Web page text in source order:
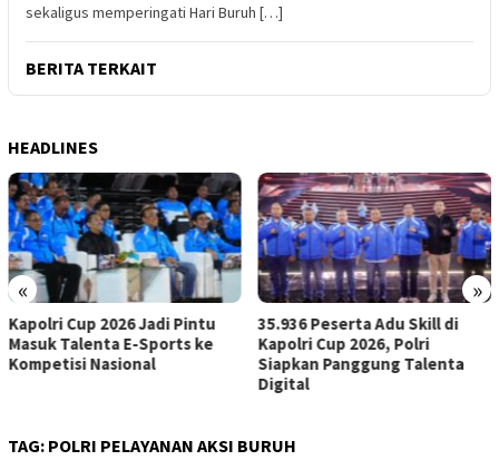
sekaligus memperingati Hari Buruh […]
BERITA TERKAIT
HEADLINES
« »
35.936 Peserta Adu Skill di
Kapolri Cup 2026, Polri
Siapkan Panggung Talenta
RUU HAM Dinilai Harus
Lindungi Kelompok
dan Pembela HAM
TAG: POLRI PELAYANAN AKSI BURUH